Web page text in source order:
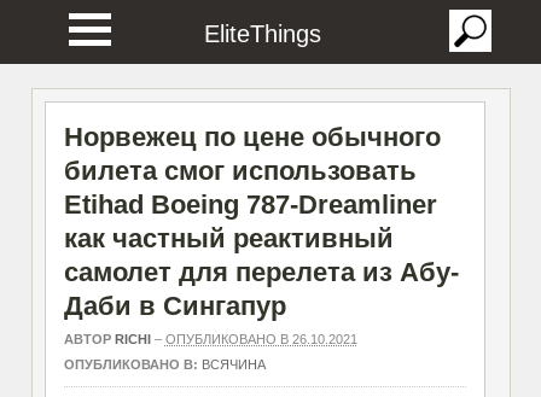
EliteThings
Норвежец по цене обычного
билета смог использовать
Etihad Boeing 787-Dreamliner
как частный реактивный
самолет для перелета из Абу-
Даби в Сингапур
АВТОР RICHI– ОПУБЛИКОВАНО В 26.10.2021
ОПУБЛИКОВАНО В: ВСЯЧИНА